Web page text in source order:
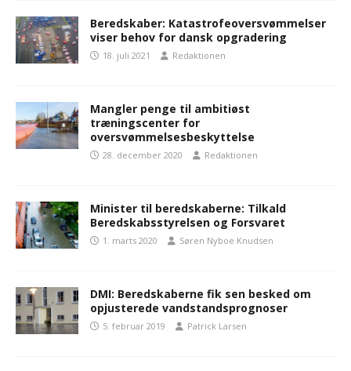
Beredskaber: Katastrofeoversvømmelser
viser behov for dansk opgradering
18. juli 2021 Redaktionen
Mangler penge til ambitiøst
træningscenter for
oversvømmelsesbeskyttelse
28. december 2020 Redaktionen
Minister til beredskaberne: Tilkald
Beredskabsstyrelsen og Forsvaret
1. marts 2020 Søren Nyboe Knudsen
DMI: Beredskaberne fik sen besked om
opjusterede vandstandsprognoser
5. februar 2019 Patrick Larsen